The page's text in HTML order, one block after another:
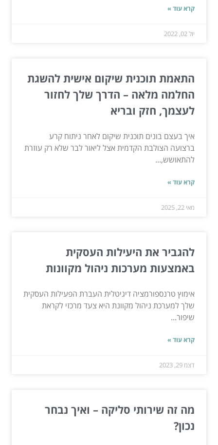
קרא עוד »
יול 02, 2022
התאמת תוכנית שיקום אישית להשגת
החלמה מלאה – הדרך שלך לחזור
לעצמך, חזק ובריא
איך בעצם בונים תוכנית שיקום לאחר ניתוח קרע
ברצועה הצולבת הקדמית אצל ליאור לבר שלא רק עוזרת
להתאושש,...
קרא עוד »
מאי 22, 2025
להגביר את היעילות העסקית
באמצעות מערכות ניהול מקוונות
אימוץ טרנספורמציה דיגיטלית העברת הפעילות העסקית
שלך למערכת ניהול מקוונת היא צעד מרכזי לקראת
שיפור...
קרא עוד »
דצמ 29, 2023
מה זה שירותי סליקה – ואיך נבחר
נכון?